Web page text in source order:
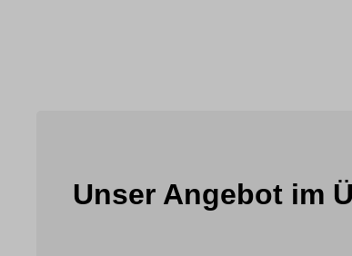
Unser Angebot im